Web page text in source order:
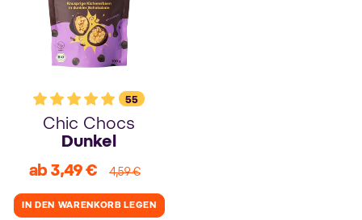
55
Chic Chocs
Dunkel
Verkaufspreis
ab 3,49 €
Normaler
Preis
4,59 €
IN DEN WARENKORB LEGEN